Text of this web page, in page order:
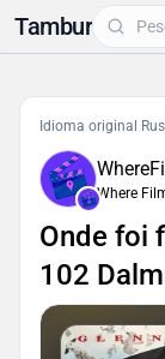
Tambur
Idioma original
Where
Onde foi
102